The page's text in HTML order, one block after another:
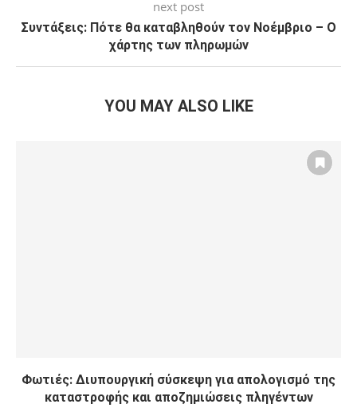
next post
Συντάξεις: Πότε θα καταβληθούν τον Νοέμβριο – Ο
χάρτης των πληρωμών
YOU MAY ALSO LIKE
Φωτιές: Διυπουργική σύσκεψη για απολογισμό της
καταστροφής και αποζημιώσεις πληγέντων